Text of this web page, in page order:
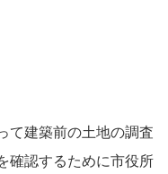
て建築前の土地の調査
確認するために市役所